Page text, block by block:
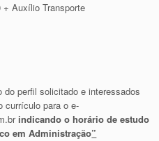
+ Auxílio Transporte
perfil solicitado e interessados
currículo para o e-
indicando o horário de estudo
em Administração”